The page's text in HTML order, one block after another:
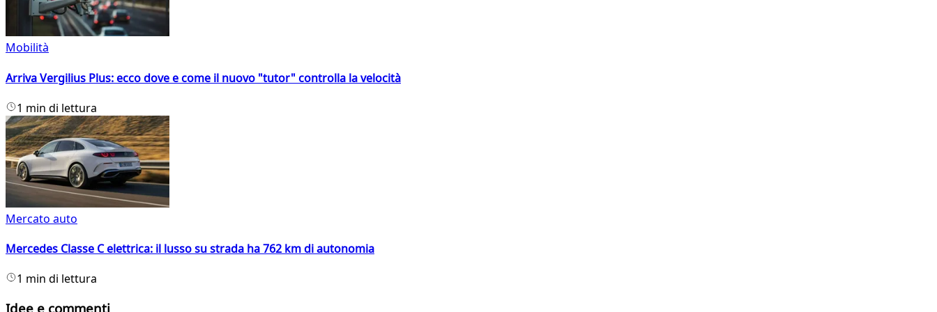
Mobilità
Arriva Vergilius Plus: ecco dove e come il nuovo "tutor" controlla la velocità
1 min di lettura
Mercato auto
Mercedes Classe C elettrica: il lusso su strada ha 762 km di autonomia
1 min di lettura
Idee e commenti